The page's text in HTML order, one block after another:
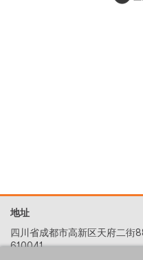
地址
四川省成都市高新区天府二街
610041